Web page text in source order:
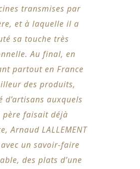
transmises par
et à laquelle il a
sa touche très
Au final, en
partout en France
des produits,
d’artisans auxquels
père faisait déjà
Arnaud LALLEMENT
un savoir-faire
des plats d’une